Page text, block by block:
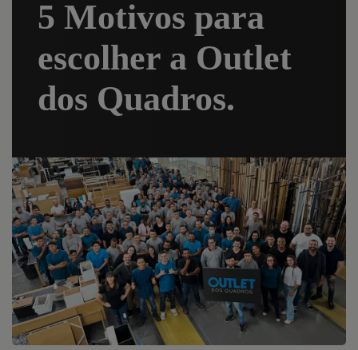
5 Motivos para
escolher a Outlet
dos Quadros.